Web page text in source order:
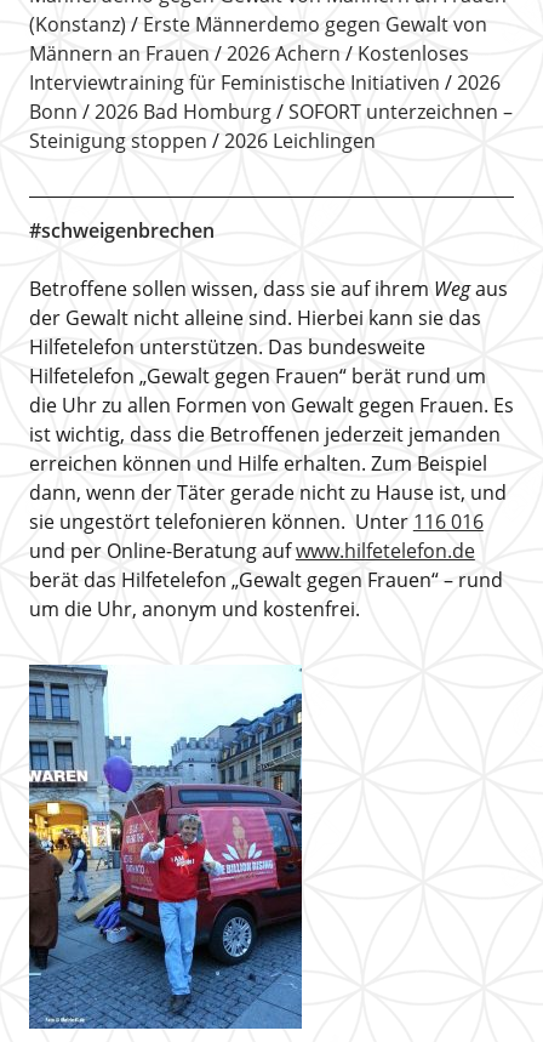
(Konstanz)
Erste Männerdemo gegen Gewalt von
Männern an Frauen
2026 Achern
Kostenloses
Interviewtraining für Feministische Initiativen
2026
Bonn
2026 Bad Homburg
SOFORT unterzeichnen –
Steinigung stoppen
2026 Leichlingen
#schweigenbrechen
Betroffene sollen wissen, dass sie auf ihrem Wegaus
der Gewalt nicht alleine sind. Hierbei kann sie das
Hilfetelefon unterstützen. Das bundesweite
Hilfetelefon „Gewalt gegen Frauen“ berät rund um
die Uhr zu allen Formen von Gewalt gegen Frauen. Es
ist wichtig, dass die Betroffenen jederzeit jemanden
erreichen können und Hilfe erhalten. Zum Beispiel
dann, wenn der Täter gerade nicht zu Hause ist, und
sie ungestört telefonieren können. Unter 116 016
und per Online-Beratung aufwww.hilfetelefon.de
berät das Hilfetelefon „Gewalt gegen Frauen“ – rund
um die Uhr, anonym und kostenfrei.